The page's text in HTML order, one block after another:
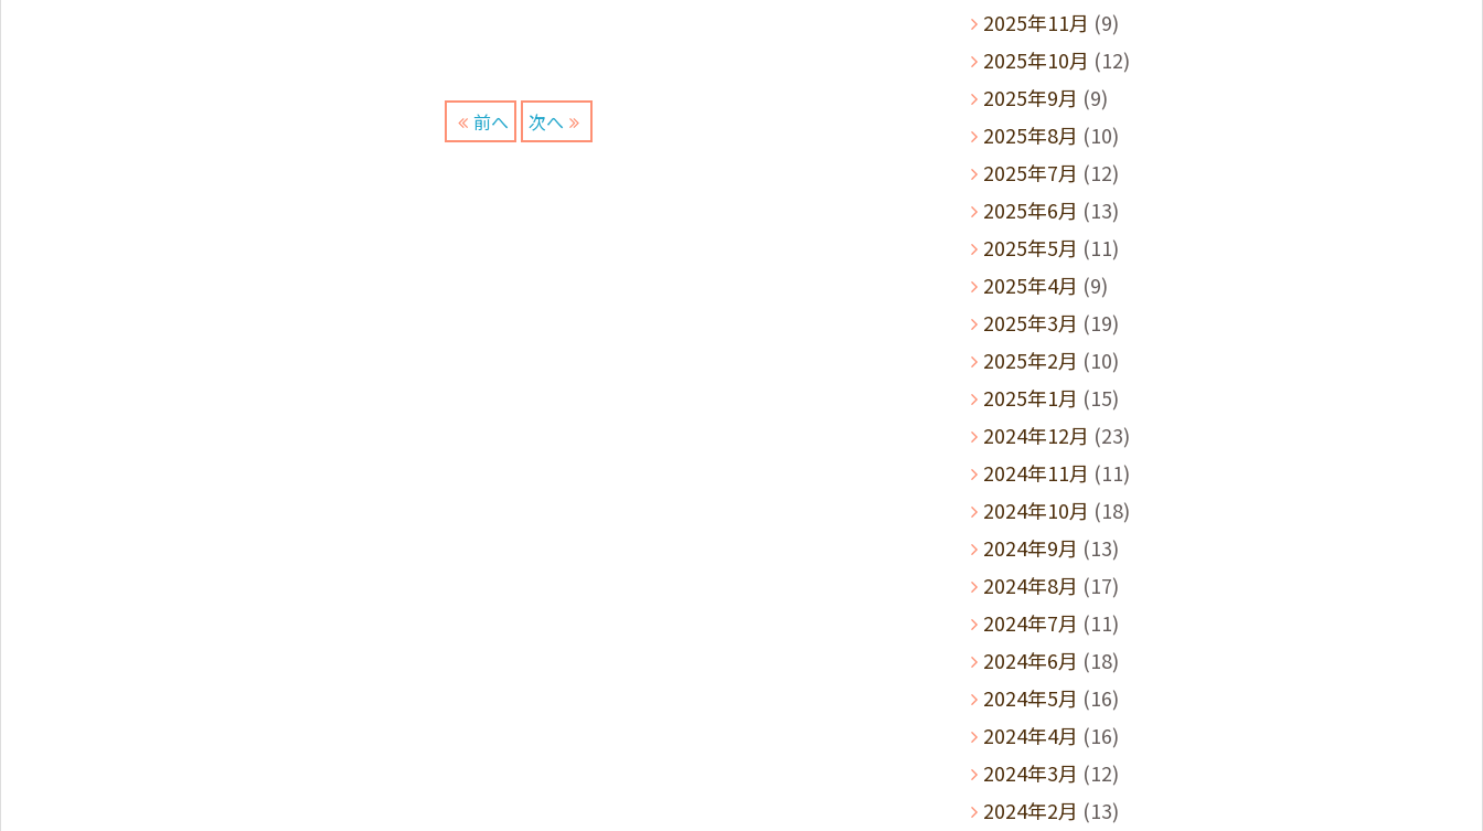
前へ 次へ
2025年11月 (9)
2025年10月 (12)
2025年9月 (9)
2025年8月 (10)
2025年7月 (12)
2025年6月 (13)
2025年5月 (11)
2025年4月 (9)
2025年3月 (19)
2025年2月 (10)
2025年1月 (15)
2024年12月 (23)
2024年11月 (11)
2024年10月 (18)
2024年9月 (13)
2024年8月 (17)
2024年7月 (11)
2024年6月 (18)
2024年5月 (16)
2024年4月 (16)
2024年3月 (12)
2024年2月 (13)